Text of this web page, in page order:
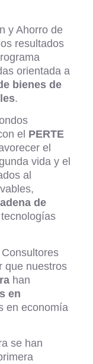
y Ahorro de
resultados
orientada a
bienes de
.
el PERTE
el
vida y el
al
de
que nuestros
han
en
en economía
se han